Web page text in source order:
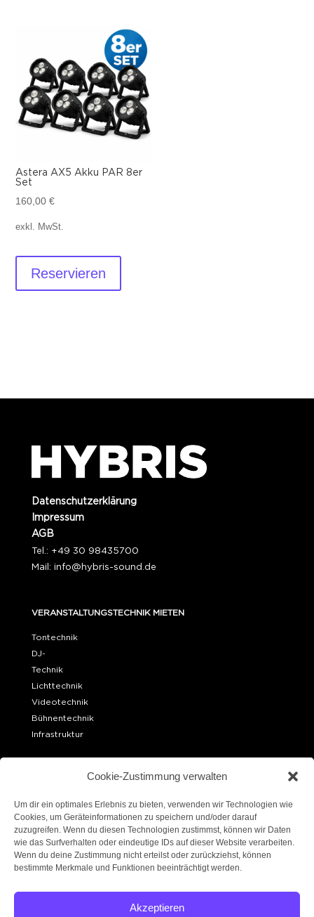
Cookie-Zustimmung verwalten
Um dir ein optimales Erlebnis zu bieten, verwenden wir Technologien wie
Cookies, um Geräteinformationen zu speichern und/oder darauf
zuzugreifen. Wenn du diesen Technologien zustimmst, können wir Daten
wie das Surfverhalten oder eindeutige IDs auf dieser Website verarbeiten.
Wenn du deine Zustimmung nicht erteilst oder zurückziehst, können
bestimmte Merkmale und Funktionen beeinträchtigt werden.
Akzeptieren
Astera AX5 Akku PAR 8er
Set
160,00€
exkl. MwSt.
Reservieren
Datenschutzerklärung
Impressum
AGB
Tel.: +49 30 98435700
Mail: info@hybris-sound.de
VERANSTALTUNGSTECHNIK MIETEN
Tontechnik
DJ-
Technik
Lichttechnik
Videotechnik
Bühnentechnik
Infrastruktur
OFFICE BERLIN
10439 Berlin
LAGER BERLIN
Robert-W.-Kempner-Straße 6
14167 Berlin